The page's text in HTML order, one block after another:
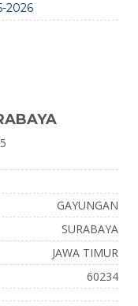
2026
GAYUNGAN
SURABAYA
JAWA TIMUR
60234